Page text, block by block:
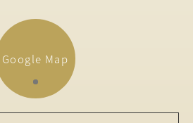
Google Map